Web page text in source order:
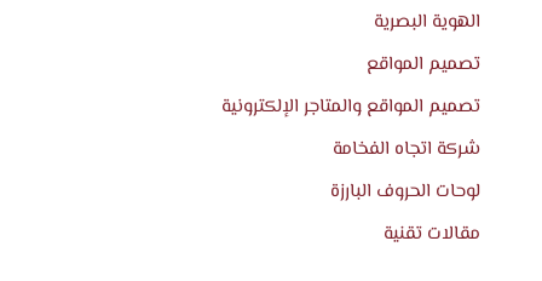
الهوية البصرية
تصميم المواقع
تصميم المواقع والمتاجر الإلكترونية
شركة اتجاه الفخامة
لوحات الحروف البارزة
مقالات تقنية